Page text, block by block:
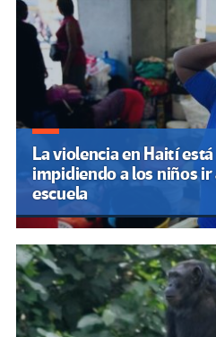
La violencia en Haití está
impidiendo a los niños ir
escuela